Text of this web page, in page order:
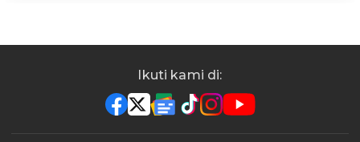
Ikuti kami di: